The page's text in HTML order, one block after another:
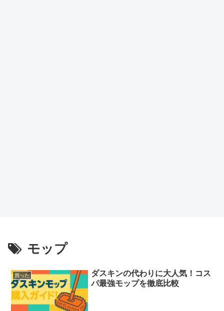
モップ
買った
ダスキンの代わりに大人気！コス
パ最強モップを徹底比較